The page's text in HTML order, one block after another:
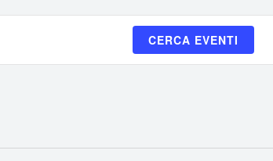
CERCA EVENTI